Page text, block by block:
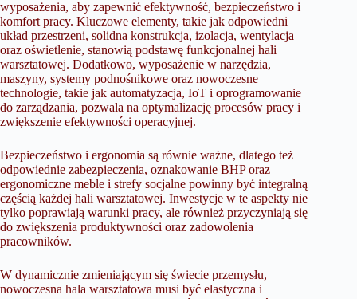
wyposażenia, aby zapewnić efektywność, bezpieczeństwo i
komfort pracy. Kluczowe elementy, takie jak odpowiedni
układ przestrzeni, solidna konstrukcja, izolacja, wentylacja
oraz oświetlenie, stanowią podstawę funkcjonalnej hali
warsztatowej. Dodatkowo, wyposażenie w narzędzia,
maszyny, systemy podnośnikowe oraz nowoczesne
technologie, takie jak automatyzacja, IoT i oprogramowanie
do zarządzania, pozwala na optymalizację procesów pracy i
zwiększenie efektywności operacyjnej.
Bezpieczeństwo i ergonomia są równie ważne, dlatego też
odpowiednie zabezpieczenia, oznakowanie BHP oraz
ergonomiczne meble i strefy socjalne powinny być integralną
częścią każdej hali warsztatowej. Inwestycje w te aspekty nie
tylko poprawiają warunki pracy, ale również przyczyniają się
do zwiększenia produktywności oraz zadowolenia
pracowników.
W dynamicznie zmieniającym się świecie przemysłu,
nowoczesna hala warsztatowa musi być elastyczna i